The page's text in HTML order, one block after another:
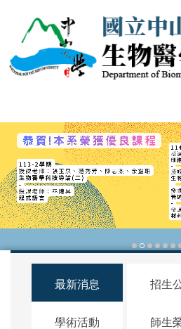
要
內
最新消息 招生
學術活動 師生